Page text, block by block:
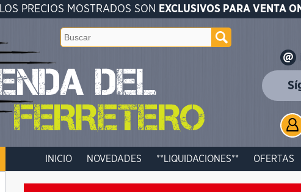
LOS PRECIOS MOSTRADOS SON EXCLUSIVOS PARA VENTA
INICIO NOVEDADES **LIQUIDACIONES** OFERTAS